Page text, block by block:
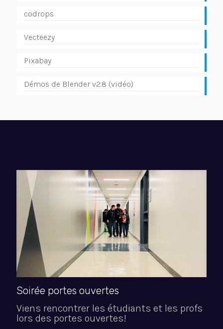
codrops
Vecteezy
Pixabay
Démos de Blender v2.8 (vidéo)
Soirée portes ouvertes
Viens rencontrer les étudiants et les profs
lors des portes ouvertes!